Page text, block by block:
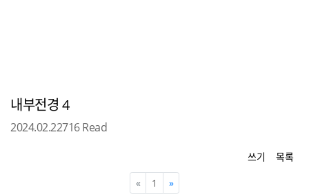
내부전경 4
2024.02.22716 Read
쓰기
목록
«Previous
1 »Next